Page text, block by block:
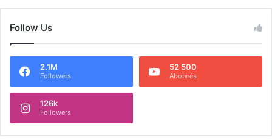
Follow Us
2.1M
Followers
52 500
Abonnés
126k
Followers